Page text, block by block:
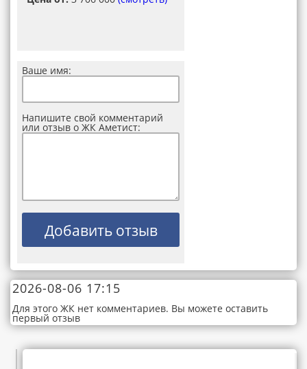
Ваше имя:
Напишите свой комментарий
или отзыв о ЖК Аметист:
2026-08-06 17:15
Для этого ЖК нет комментариев. Вы можете оставить
первый отзыв